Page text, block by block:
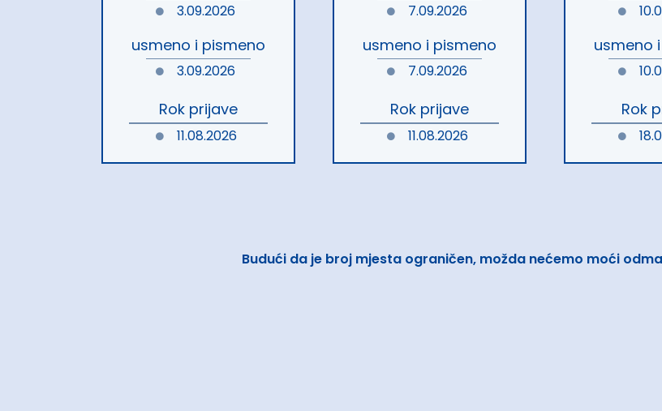
3.09.2026
usmeno i pismeno
3.09.2026
Rok prijave
11.08.2026
7.09.2026
usmeno i pismeno
7.09.2026
Rok prijave
11.08.2026
usmeno
Rok
Budući da je broj mjesta ograničen, možda nećemo moći